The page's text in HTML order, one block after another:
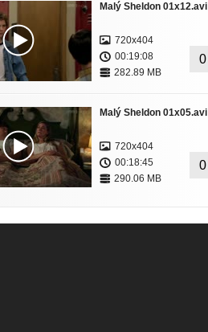
Malý Sheldon 01x12.avi
720x404
00:19:08
282.89 MB
0
Malý Sheldon 01x05.avi
720x404
00:18:45
290.06 MB
0